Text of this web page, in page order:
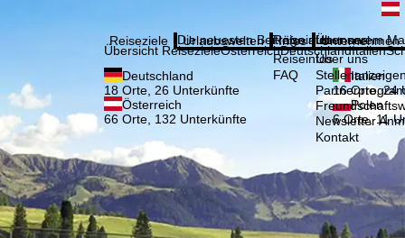
Reiseziele
Übersicht ReisezieleÖsterreichDeutschlandItalien
Deutschland
18 Orte, 26 Unterkünfte
Italien
16 Orte, 24
Österreich
66 Orte, 132 Unterkünfte
Polen
6 Orte, 11
Urlaubswelten
Die neuesten Beiträge aus unserem
Infos
Reiseinfos
Reiseinfos
FAQ
Unternehmen
Über uns
Über uns
Newsletter
Kontakt